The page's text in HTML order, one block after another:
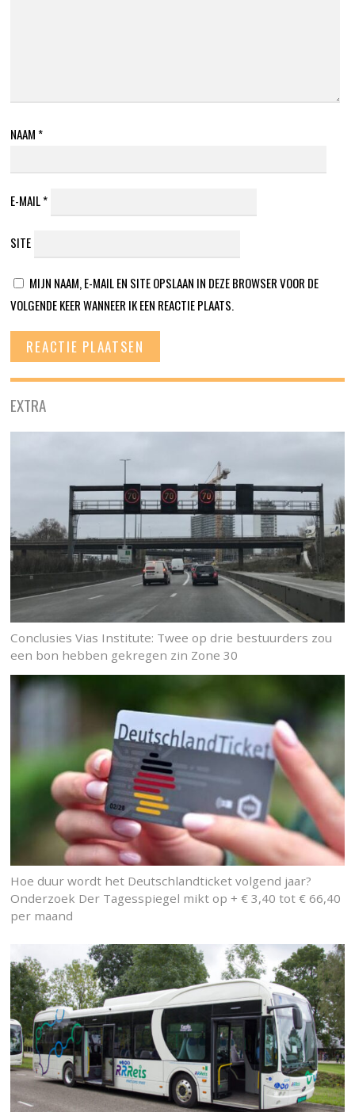
NAAM *
E-MAIL*
SITE
MIJN NAAM, E-MAIL EN SITE OPSLAAN IN DEZE BROWSER VOOR DE
VOLGENDE KEER WANNEER IK EEN REACTIE PLAATS.
EXTRA
Conclusies Vias Institute: Twee op drie bestuurders zou
een bon hebben gekregen zin Zone 30
Hoe duur wordt het Deutschlandticket volgend jaar?
Onderzoek Der Tagesspiegel mikt op + € 3,40 tot € 66,40
per maand